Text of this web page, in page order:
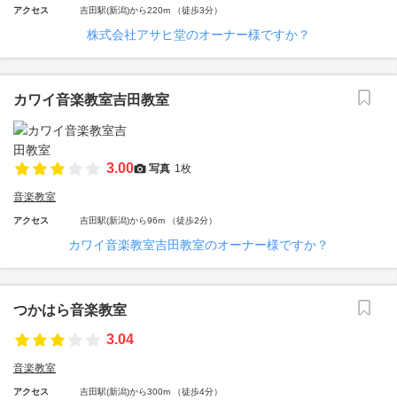
アクセス 吉田駅(新潟)から220m （徒歩3分）
株式会社アサヒ堂のオーナー様ですか？
カワイ音楽教室吉田教室
3.00 写真 1枚
音楽教室
アクセス 吉田駅(新潟)から96m （徒歩2分）
カワイ音楽教室吉田教室のオーナー様ですか？
つかはら音楽教室
3.04
音楽教室
アクセス 吉田駅(新潟)から300m （徒歩4分）